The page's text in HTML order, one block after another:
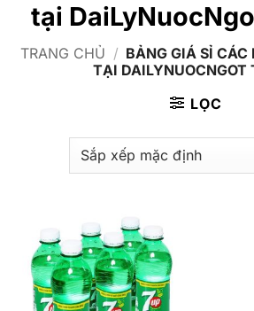
tại
TRANG CHỦ / BẢNG GIÁ SỈ CÁC
TẠI DAILYNUOCNGOT
LỌC